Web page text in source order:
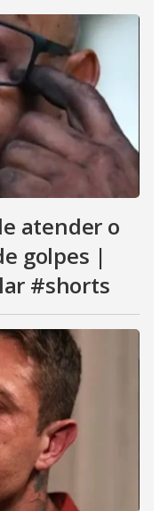
atender o
golpes |
#shorts